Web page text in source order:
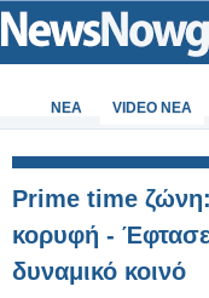
ΝΕΑ VIDEO NEA
Prime time
κορυφή - Έφτασε
δυναμικό κοινό